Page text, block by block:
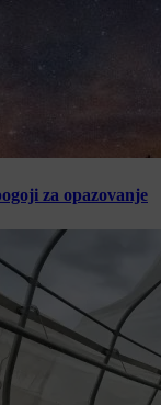
za opazovanje